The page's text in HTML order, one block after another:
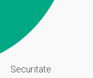
Securitate